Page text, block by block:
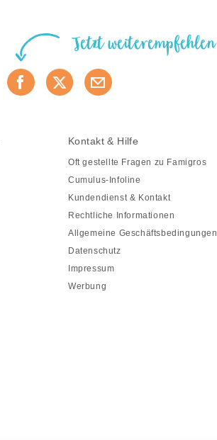
Jetzt weiterempfehlen
Kontakt & Hilfe
Oft gestellte Fragen zu Famigros
Cumulus-Infoline
Kundendienst & Kontakt
Rechtliche Informationen
Allgemeine Geschäftsbedingungen
Datenschutz
Impressum
Werbung